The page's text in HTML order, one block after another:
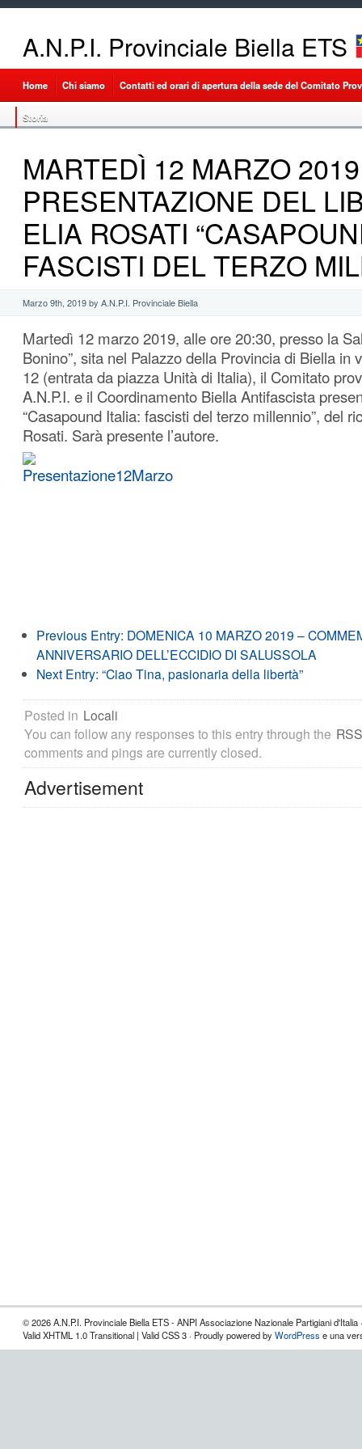
A.N.P.I. Provinciale Biella ETS
Home Chi siamo Contatti ed orari di apertura della sede del Comitato
Storia
MARTEDÌ 12 MARZO
PRESENTAZIONE DEL
ELIA ROSATI
FASCISTI DEL TERZO
Marzo 9th, 2019 by A.N.P.I. Provinciale Biella
Martedì 12 marzo 2019, alle ore 20:30, presso la
Bonino”, sita nel Palazzo della Provincia di Biella in
12 (entrata da piazza Unità di Italia), il Comitato
A.N.P.I. e il Coordinamento Biella Antifascista
“Casapound Italia: fascisti del terzo millennio”, del
Rosati. Sarà presente l’autore.
Previous Entry: DOMENICA 10 MARZO 2019 –
ANNIVERSARIO DELL’ECCIDIO DI SALUSSOLA
Next Entry: “Ciao Tina, pasionaria della libertà”
Posted in Locali
You can follow any responses to this entry through the
comments and pings are currently closed.
Advertisement
© 2026 A.N.P.I. Provinciale Biella ETS - ANPI Associazione Nazionale Partigiani d'Italia
Valid XHTML 1.0 Transitional | Valid CSS 3 · Proudly powered byWordPress e una